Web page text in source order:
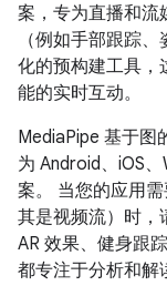
案，专为直播和流
（例如手部跟踪
化的预构建工具，
能的实时互动。
MediaPipe 基于图
为 Android、iOS
案。 当您的应用
其是视频流）时，
AR 效果、健身跟
都专注于分析和解